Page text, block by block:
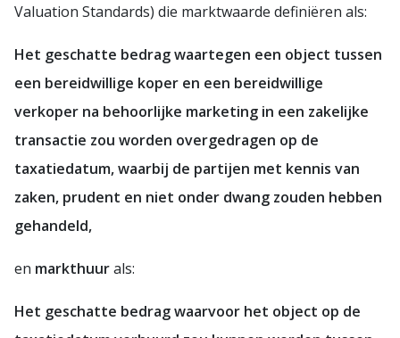
Valuation Standards) die marktwaarde definiëren als:
Het geschatte bedrag waartegen een object tussen
een bereidwillige koper en een bereidwillige
verkoper na behoorlijke marketing in een zakelijke
transactie zou worden overgedragen op de
taxatiedatum, waarbij de partijen met kennis van
zaken, prudent en niet onder dwang zouden hebben
gehandeld,
en markthuurals:
Het geschatte bedrag waarvoor het object op de